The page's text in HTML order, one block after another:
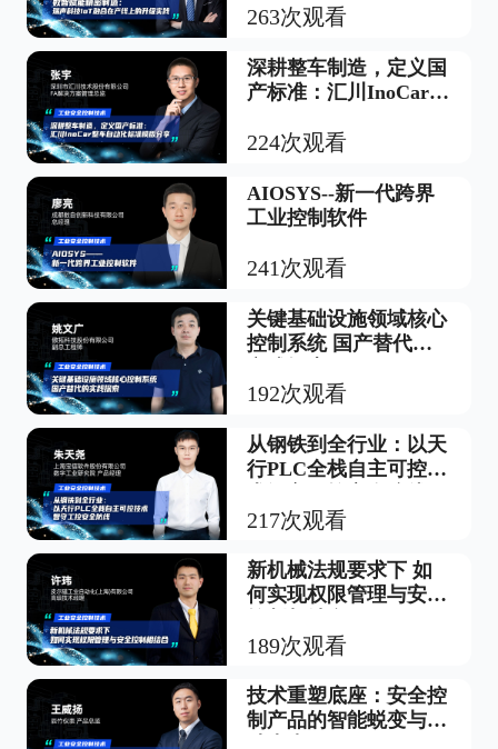
263次观看
深耕整车制造，定义国
产标准：汇川InoCar整
享
224次观看
AIOSYS--新一代跨界
工业控制软件
241次观看
关键基础设施领域核心
控制系统 国产替代的
192次观看
从钢铁到全行业：以天
行PLC全栈自主可控技
217次观看
新机械法规要求下 如
何实现权限管理与安全
189次观看
技术重塑底座：安全控
制产品的智能蜕变与自